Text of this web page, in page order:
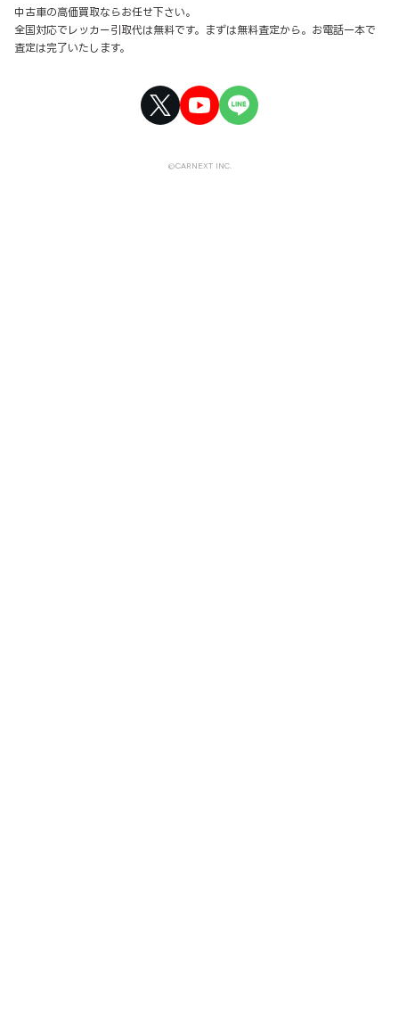
中古車の高価買取ならお任せ下さい。
全国対応でレッカー引取代は無料です。まずは無料査定から。お電話一本で
査定は完了いたします。
©CARNEXT INC.